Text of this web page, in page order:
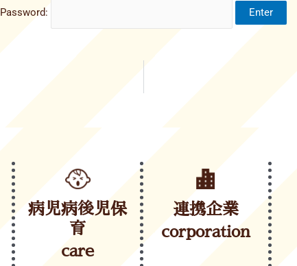
Password:
病児病後児保
育
care
連携企業
corporation